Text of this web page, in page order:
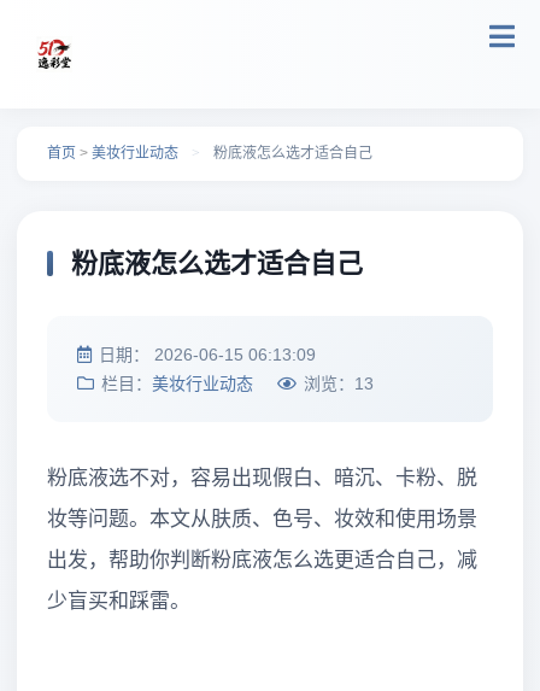
首页 > 美妆行业动态 > 粉底液怎么选才适合自己
粉底液怎么选才适合自己
日期： 2026-06-15 06:13:09
栏目： 美妆行业动态 浏览： 13
粉底液选不对，容易出现假白、暗沉、卡粉、脱
妆等问题。本文从肤质、色号、妆效和使用场景
出发，帮助你判断粉底液怎么选更适合自己，减
少盲买和踩雷。